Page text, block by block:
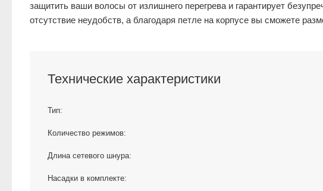
защитить ваши волосы от излишнего перегрева и гарантирует
отсутствие неудобств, а благодаря петле на корпусе вы сможете
Технические характеристики
Тип:
Количество режимов:
Длина сетевого шнура:
Насадки в комплекте: